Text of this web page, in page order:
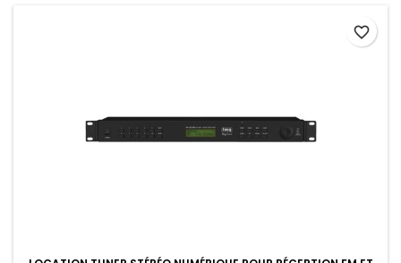
favorite_border